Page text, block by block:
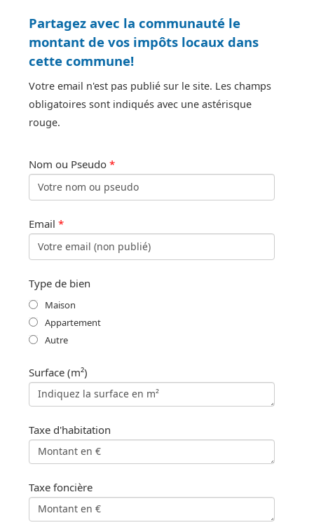
Partagez avec la communauté le
montant de vos impôts locaux dans
cette commune!
Votre email n'est pas publié sur le site. Les champs
obligatoires sont indiqués avec une astérisque
rouge.
Nom ou Pseudo *
Email *
Type de bien
Maison
Appartement
Autre
Surface (m²)
Taxe d'habitation
Taxe foncière